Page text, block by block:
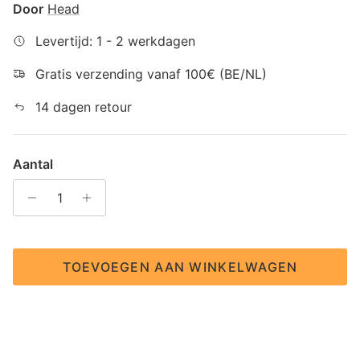
Door Head
Levertijd: 1 - 2 werkdagen
Gratis verzending vanaf 100€ (BE/NL)
14 dagen retour
Aantal
TOEVOEGEN AAN WINKELWAGEN